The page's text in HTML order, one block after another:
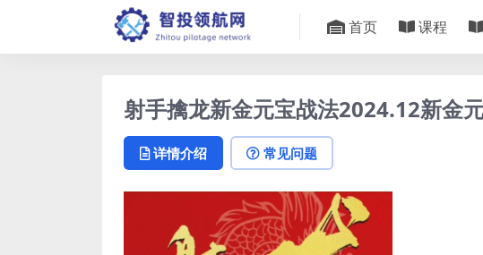
首页 课程
射手擒龙新金元宝战法2024.12新金
详情介绍 常见问题